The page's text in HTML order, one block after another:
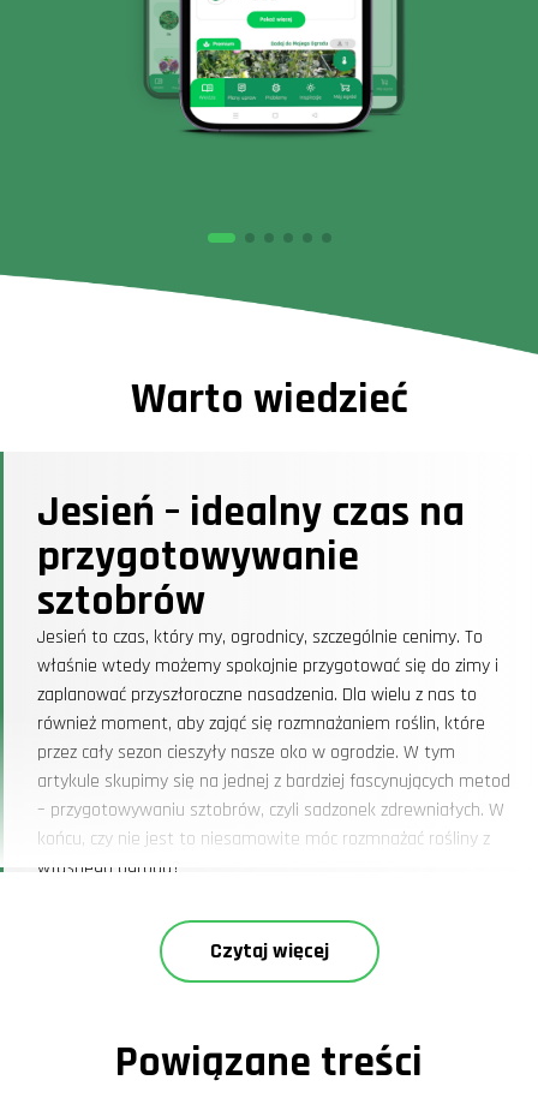
Warto wiedzieć
Jesień – idealny czas na
przygotowywanie
sztobrów
Jesień to czas, który my, ogrodnicy, szczególnie cenimy. To
właśnie wtedy możemy spokojnie przygotować się do zimy i
zaplanować przyszłoroczne nasadzenia. Dla wielu z nas to
również moment, aby zająć się rozmnażaniem roślin, które
przez cały sezon cieszyły nasze oko w ogrodzie. W tym
artykule skupimy się na jednej z bardziej fascynujących metod
– przygotowywaniu sztobrów, czyli sadzonek zdrewniałych. W
końcu, czy nie jest to niesamowite móc rozmnażać rośliny z
własnego ogrodu?
sztobry i inne metody
Rozmnażanie roślin to temat, który fascynuje wielu
rozmnażania się roślin, a każdy z nich ma swoje unikalne zalety
i zastosowania. W naszym ogrodzie często korzystamy z
Czytaj więcej
Powiązane treści